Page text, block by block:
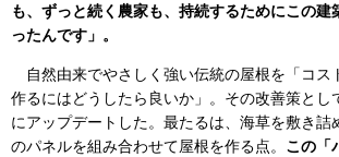
も、ずっと続く農家も、持続するためにこの建
ったんです」。
自然由来でやさしく強い伝統の屋根を「コス
作るにはどうしたら良いか」。その改善策とし
にアップデートした。最たるは、海草を敷き詰
のパネルを組み合わせて屋根を作る点。 この「